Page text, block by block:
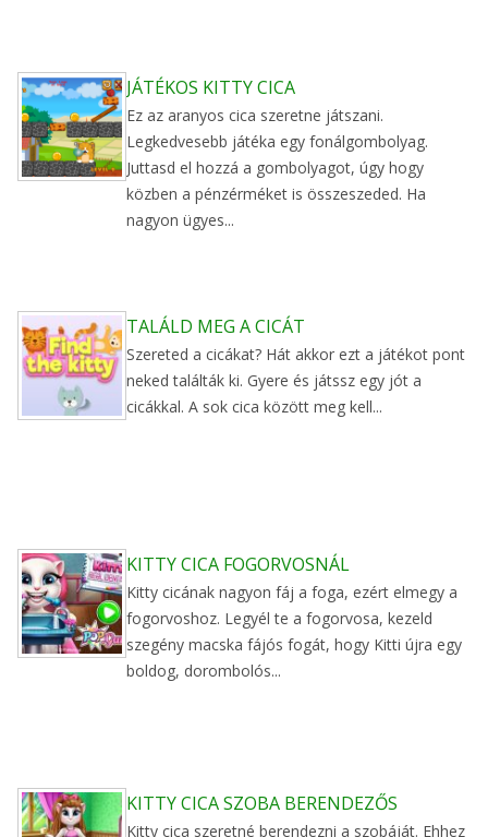
JÁTÉKOS KITTY CICA
Ez az aranyos cica szeretne játszani.
Legkedvesebb játéka egy fonálgombolyag.
Juttasd el hozzá a gombolyagot, úgy hogy
közben a pénzérméket is összeszeded. Ha
nagyon ügyes...
TALÁLD MEG A CICÁT
Szereted a cicákat? Hát akkor ezt a játékot pont
neked találták ki. Gyere és játssz egy jót a
cicákkal. A sok cica között meg kell...
KITTY CICA FOGORVOSNÁL
Kitty cicának nagyon fáj a foga, ezért elmegy a
fogorvoshoz. Legyél te a fogorvosa, kezeld
szegény macska fájós fogát, hogy Kitti újra egy
boldog, dorombolós...
KITTY CICA SZOBA BERENDEZŐS
Kitty cica szeretné berendezni a szobáját. Ehhez